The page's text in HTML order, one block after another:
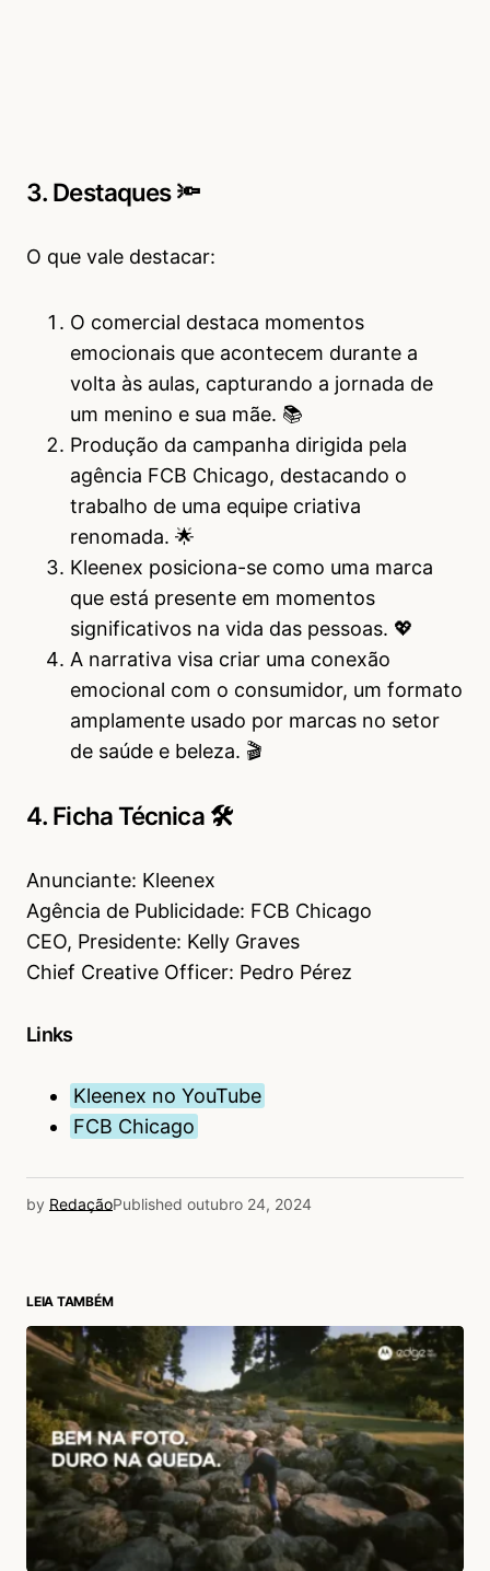
3. Destaques 🔦
O que vale destacar:
O comercial destaca momentos
emocionais que acontecem durante a
volta às aulas, capturando a jornada de
um menino e sua mãe. 📚
Produção da campanha dirigida pela
agência FCB Chicago, destacando o
trabalho de uma equipe criativa
renomada. 🌟
Kleenex posiciona-se como uma marca
que está presente em momentos
significativos na vida das pessoas. 💖
A narrativa visa criar uma conexão
emocional com o consumidor, um formato
amplamente usado por marcas no setor
de saúde e beleza. 🎬
4. Ficha Técnica 🛠
Anunciante: Kleenex
Agência de Publicidade: FCB Chicago
CEO, Presidente: Kelly Graves
Chief Creative Officer: Pedro Pérez
Links
Kleenex no YouTube
FCB Chicago
by RedaçãoPublished outubro 24, 2024
LEIA TAMBÉM